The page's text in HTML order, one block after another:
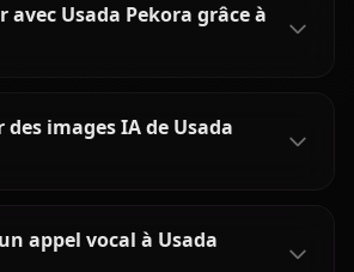
avec Usada Pekora grâce à
des images IA de Usada
appel vocal à Usada